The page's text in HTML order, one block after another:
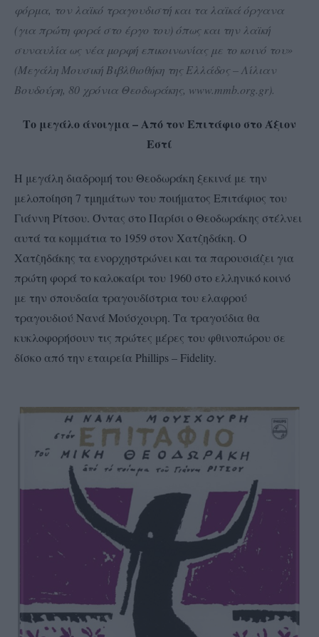
φόρμα, τον λαϊκό τραγουδιστή και τα λαϊκά όργανα
(για πρώτη φορά στο έργο του) όπως και την λαϊκή
συναυλία ως νέα μορφή επικοινωνίας με το κοινό του»
(Μεγάλη Μουσική Βιβλθιοθήκη της Ελλάδος – Λίλιαν
Βουδούρη, 80 χρόνια Θεοδωράκης, www.mmb.org.gr).
Το μεγάλο άνοιγμα – Από τον Επιτάφιο στο Άξιον
Εστί
Η μεγάλη διαδρομή του Θεοδωράκη ξεκινά με την
μελοποίηση 7 τμημάτων του ποιήματος Επιτάφιος του
Γιάννη Ρίτσου. Όντας στο Παρίσι ο Θεοδωράκης στέλνει
αυτά τα κομμάτια το 1959 στον Χατζηδάκη. Ο
Χατζηδάκης τα ενορχηστρώνει και τα παρουσιάζει για
πρώτη φορά το καλοκαίρι του 1960 στο ελληνικό κοινό
με την σπουδαία τραγουδίστρια του ελαφρού
τραγουδιού Νανά Μούσχουρη. Τα τραγούδια θα
κυκλοφορήσουν τις πρώτες μέρες του φθινοπώρου σε
δίσκο από την εταιρεία Phillips – Fidelity.